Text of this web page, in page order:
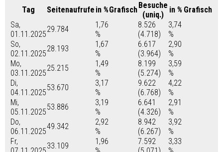
Tag Seitenaufrufe in %GrafischBesuche
(uniq.)
in % Grafisch
Sa,
01.11.2025
29.784
1,76
%
8.526
(4.718)
3,74
%
So,
02.11.2025
28.193
1,67
%
6.617
(3.964)
2,90
%
Mo,
03.11.2025
25.215
1,49
%
8.199
(5.274)
3,59
%
Di,
04.11.2025
53.670
3,17
%
9.622
(6.768)
4,22
%
Mi,
05.11.2025
53.886
3,19
%
6.641
(4.326)
2,91
%
Do,
06.11.2025
49.342
2,92
%
8.942
(6.267)
3,92
%
Fr,
33.109
1,96
7.592
3,33